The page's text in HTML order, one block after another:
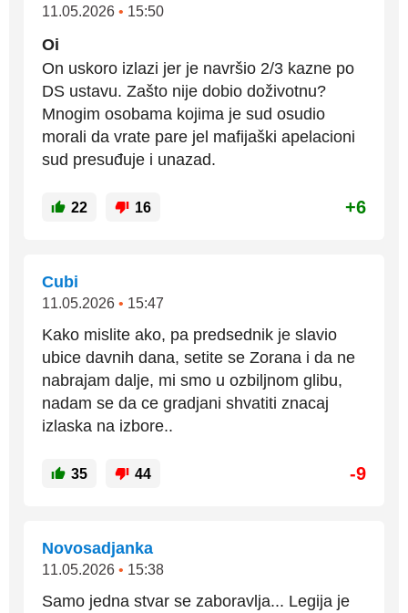
11.05.2026 • 15:50
Oi
On uskoro izlazi jer je navršio 2/3 kazne po
DS ustavu. Zašto nije dobio doživotnu?
Mnogim osobama kojima je sud osudio
morali da vrate pare jel mafijaški apelacioni
sud presuđuje i unazad.
22 16 +6
Cubi
11.05.2026 • 15:47
Kako mislite ako, pa predsednik je slavio
ubice davnih dana, setite se Zorana i da ne
nabrajam dalje, mi smo u ozbiljnom glibu,
nadam se da ce gradjani shvatiti znacaj
izlaska na izbore..
35 44 -9
Novosadjanka
11.05.2026 • 15:38
Samo jedna stvar se zaboravlja... Legija je